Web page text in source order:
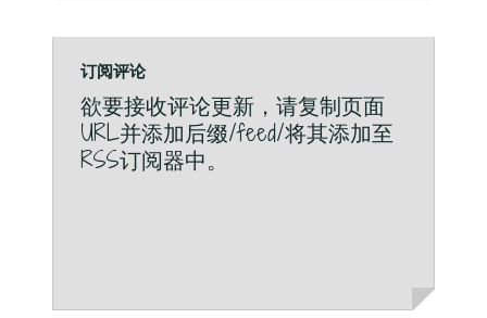
订阅评论
欲要接收评论更新，请复制页面
URL并添加后缀/feed/将其添加至
RSS订阅器中。